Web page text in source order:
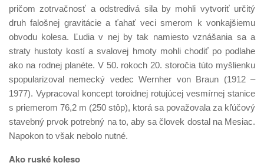
pričom zotrvačnosť a odstredivá sila by mohli vytvoriť určitý
druh falošnej gravitácie a ťahať veci smerom k vonkajšiemu
obvodu kolesa. Ľudia v nej by tak namiesto vznášania sa a
straty hustoty kostí a svalovej hmoty mohli chodiť po podlahe
ako na rodnej planéte. V 50. rokoch 20. storočia túto myšlienku
spopularizoval nemecký vedec Wernher von Braun (1912 –
1977). Vypracoval koncept toroidnej rotujúcej vesmírnej stanice
s priemerom 76,2 m (250 stôp), ktorá sa považovala za kľúčový
stavebný prvok potrebný na to, aby sa človek dostal na Mesiac.
Napokon to však nebolo nutné.
Ako ruské koleso